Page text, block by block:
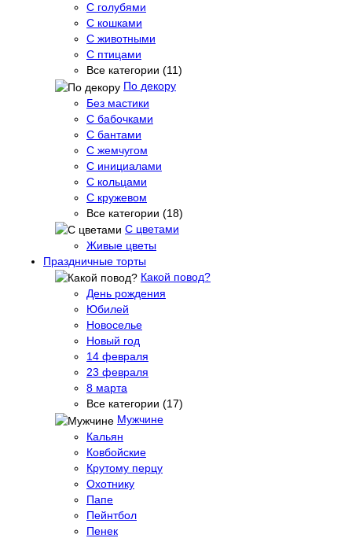
С голубями
С кошками
С животными
С птицами
Все категории (11)
По декору
Без мастики
С бабочками
С бантами
С жемчугом
С инициалами
С кольцами
С кружевом
Все категории (18)
С цветами
Живые цветы
Праздничные торты
Какой повод?
День рождения
Юбилей
Новоселье
Новый год
14 февраля
23 февраля
8 марта
Все категории (17)
Мужчине
Кальян
Ковбойские
Крутому перцу
Охотнику
Папе
Пейнтбол
Пенек